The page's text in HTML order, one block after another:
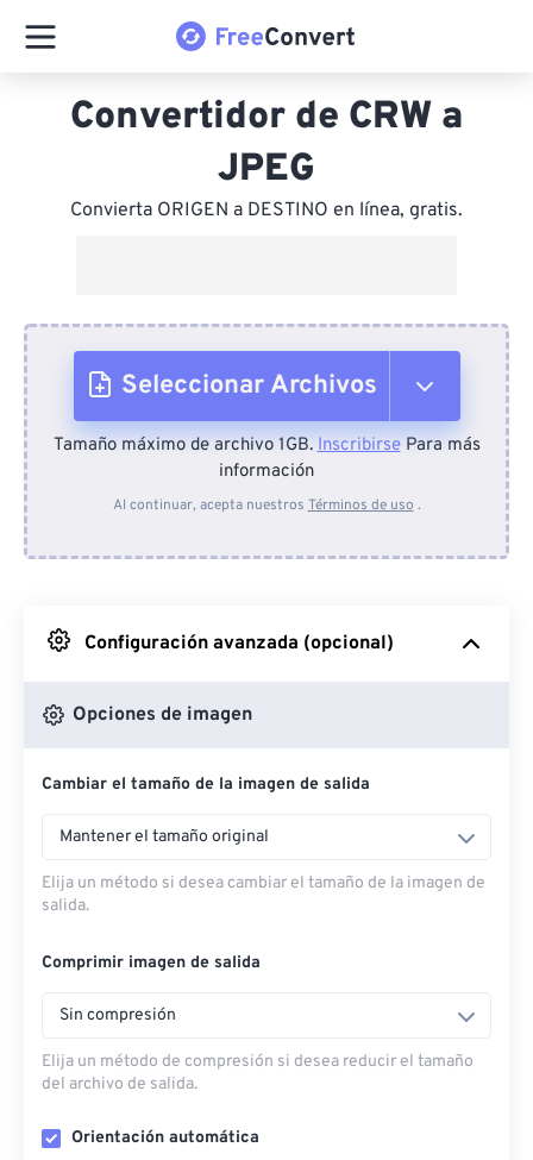
Convertidor de CRW a
JPEG
Convierta ORIGEN a DESTINO en línea, gratis.
Seleccionar Archivos
Desde el dispositivo
Desde Google Drive
Desde OneDrive
Desde URL
Tamaño máximo de archivo 1GB.InscribirsePara más
información
Al continuar, acepta nuestros Términos de uso .
Configuración avanzada (opcional)
Opciones de imagen
Cambiar el tamaño de la imagen de salida
Mantener el tamaño original
Elija un método si desea cambiar el tamaño de la imagen de
salida.
Comprimir imagen de salida
Sin compresión
Elija un método de compresión si desea reducir el tamaño
del archivo de salida.
Orientación automática